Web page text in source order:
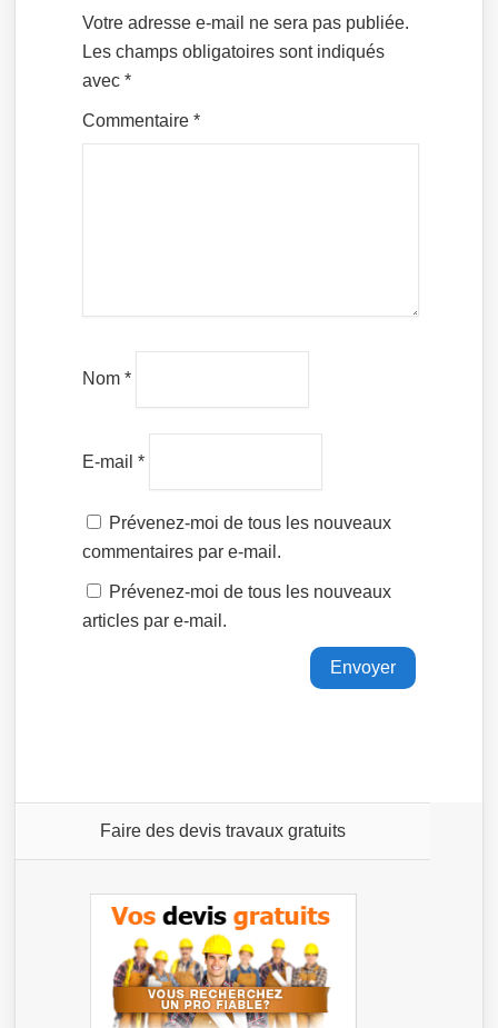
Votre adresse e-mail ne sera pas publiée.
Les champs obligatoires sont indiqués
avec*
Commentaire*
Nom*
E-mail*
Prévenez-moi de tous les nouveaux
commentaires par e-mail.
Prévenez-moi de tous les nouveaux
articles par e-mail.
Faire des devis travaux gratuits